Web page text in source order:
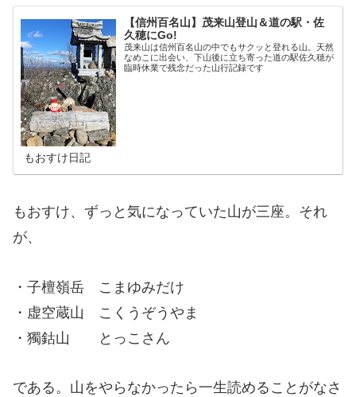
【信州百名山】茂来山登山＆道の駅・佐
久穂にGo!
茂来山は信州百名山の中でもサクッと登れる山。天然
なめこに出会い、下山後に立ち寄った道の駅佐久穂が
臨時休業で残念だった山行記録です
もおすけ日記
もおすけ、ずっと気になっていた山が三座。それ
が、
・子檀嶺岳 こまゆみだけ
・虚空蔵山 こくうぞうやま
・獨鈷山 とっこさん
である。山をやらなかったら一生読めることがなさ